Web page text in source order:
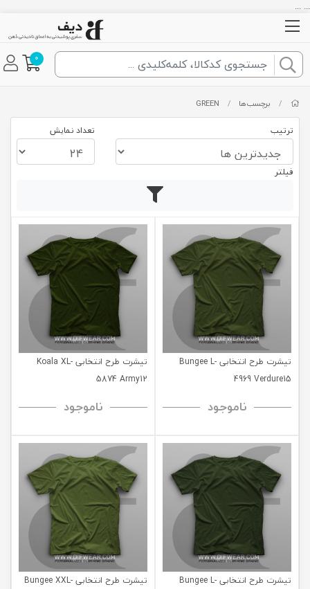
... ...
0
/ برچسب‌ها /
GREEN
ترتیب تعداد نمایش
فیلتر
تیشرت طرح انتخابی Bungee L-
4969 Verdure15
ناموجود
تیشرت طرح انتخابی Koala XL-
5874 Army12
ناموجود
تیشرت طرح انتخابی Bungee L-
تیشرت طرح انتخابی Bungee XXL-